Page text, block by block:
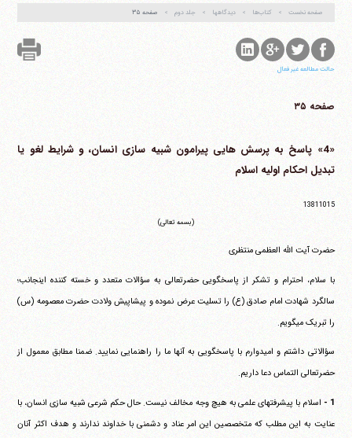
صفحه نخست کتاب‌ها دیدگاهها جلد دوم صفحه ۳۵
حالت مطالعه غیر فعال
صفحه ۳۵
«4» پاسخ به پرسش هایی پیرامون شبیه سازی انسان، و شرایط لغو یا
تبدیل احکام اولیه اسلام
13811015
(بسمه تعالی)
حضرت آیت الله العظمی منتظری
با سلام، احترام و تشکر از پاسخگویی حضرتعالی به سؤالات متعدد و خسته کننده اینجانب؛
سالگرد شهادت امام صادق (ع) را تسلیت عرض نموده و پیشاپیش ولادت حضرت معصومه (س)
را تبریک می‎گویم.
سؤالاتی داشتم و امیدوارم با پاسخگویی به آنها ما را راهنمایی نمایید. ضمنا مطابق معمول از
حضرتعالی التماس دعا داریم.
1 -
اسلام با پیشرفتهای علمی به هیچ وجه مخالف نیست. حال حکم شرعی شبیه سازی انسان، با
عنایت به این مطلب که متخصصین این امر عناد و دشمنی با خداوند ندارند و هدف اکثر آنان